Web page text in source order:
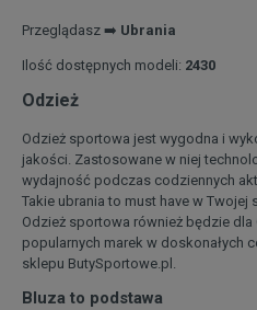
Przeglądasz ➡️ Ubrania
Ilość dostępnych modeli: 2430
Odzież
Odzież sportowa jest wygodna i
jakości. Zastosowane w niej
wydajność podczas codziennych
Takie ubrania to must have w Twojej
Odzież sportowa również będzie dla
popularnych marek w doskonałych
sklepu ButySportowe.pl.
Bluza to podstawa